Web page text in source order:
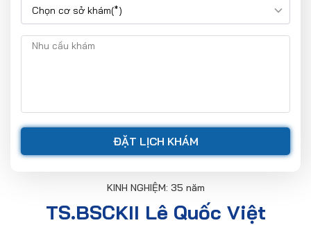
KINH NGHIỆM: 35 năm
TS.BSCKII Lê Quốc Việt